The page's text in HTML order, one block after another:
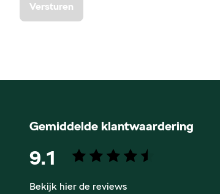
Versturen
Gemiddelde klantwaardering
9.1
Bekijk hier de reviews